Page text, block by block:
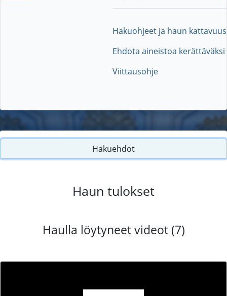
Hakuohjeet ja haun kattavuus
Ehdota aineistoa kerättäväksi
Viittausohje
Hakuehdot
Haun tulokset
Haulla löytyneet videot (7)